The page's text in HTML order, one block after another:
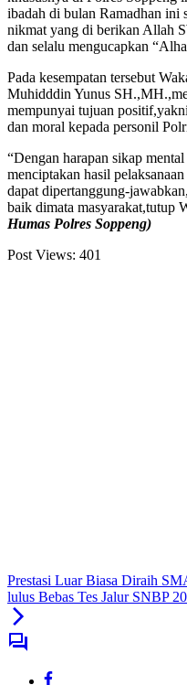
ibadah di bulan Ramadhan ini
nikmat yang di berikan Allah
dan selalu mengucapkan
Pada kesempatan tersebut
Muhidddin Yunus
mempunyai tujuan
dan moral kepada personil
“Dengan harapan sikap
menciptakan hasil
dapat dipertanggung-
baik dimata masyarakat,tutup
Humas Polres Soppeng)
Post Views: 401
Prestasi Luar Biasa Diraih
lulus Bebas Tes Jalur SNBP